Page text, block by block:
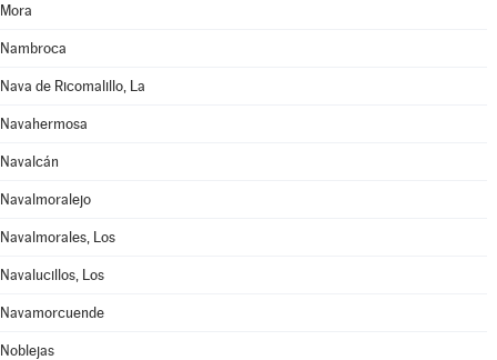
Mora
Nambroca
Nava de Ricomalillo, La
Navahermosa
Navalcán
Navalmoralejo
Navalmorales, Los
Navalucillos, Los
Navamorcuende
Noblejas